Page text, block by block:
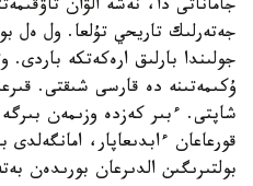
جاماناتى دا، نەشە الۋان
جەتەرلىك تاريحي تۇلعا. ول ەل
جولىندا بارلىق ارەكەتكە باردى.
ۇكىمەتىنە دە قارسى شىقتى.
شاپتى. ءبىر كەزدە وزىمەن
قورعاعان ءابدىعاپار،
بولتىرىگىن الدىرعان بورىدەن